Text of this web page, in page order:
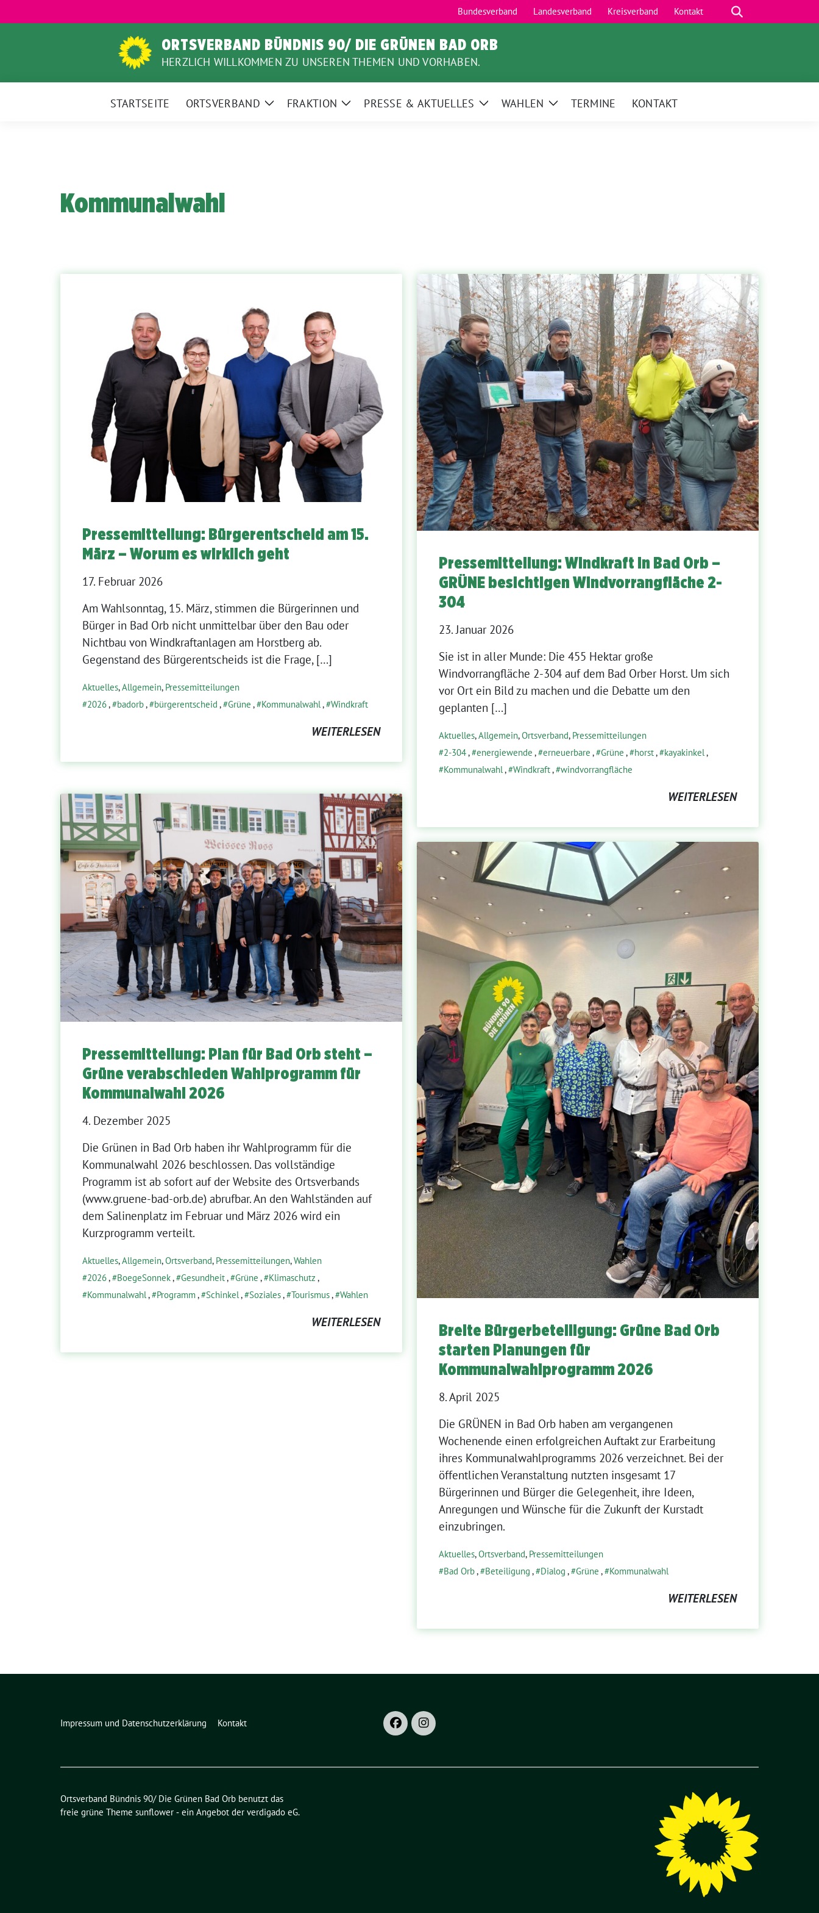
zum
Bundesverband Landesverband Kreisverband Kontakt Suche
ORTSVERBAND BÜNDNIS 90/ DIE GRÜNEN BAD ORB
HERZLICH WILLKOMMEN ZU UNSEREN THEMEN UND VORHABEN.
STARTSEITE ORTSVERBAND
ZeigeFRAKTION
ZeigePRESSE & AKTUELLES
ZeigeWAHLEN
ZeigeTERMINE KONTAKT
Kommunalwahl
Pressemitteilung: Bürgerentscheid am 15.
März – Worum es wirklich geht
17. Februar 2026
Am Wahlsonntag, 15. März, stimmen die Bürgerinnen und
Bürger in Bad Orb nicht unmittelbar über den Bau oder
Nichtbau von Windkraftanlagen am Horstberg ab.
Gegenstand des Bürgerentscheids ist die Frage, […]
Aktuelles,Allgemein, Pressemitteilungen
2026, badorb, bürgerentscheid , Grüne , Kommunalwahl, Windkraft
WEITERLESEN
Pressemitteilung: Windkraft in Bad Orb –
GRÜNE besichtigen Windvorrangfläche 2-
304
23. Januar 2026
Sie ist in aller Munde: Die 455 Hektar große
Windvorrangfläche 2-304 auf dem Bad Orber Horst. Um sich
vor Ort ein Bild zu machen und die Debatte um den
geplanten […]
Aktuelles,Allgemein,Ortsverband, Pressemitteilungen
2-304, energiewende , erneuerbare , Grüne , horst, kayakinkel ,
Kommunalwahl , Windkraft, windvorrangfläche
WEITERLESEN
Pressemitteilung: Plan für Bad Orb steht –
Grüne verabschieden Wahlprogramm für
Kommunalwahl 2026
4. Dezember 2025
Die Grünen in Bad Orb haben ihr Wahlprogramm für die
Kommunalwahl 2026 beschlossen. Das vollständige
Programm ist ab sofort auf der Website des Ortsverbands
(www.gruene-bad-orb.de) abrufbar. An den Wahlständen auf
dem Salinenplatz im Februar und März 2026 wird ein
Kurzprogramm verteilt.
Aktuelles,Allgemein,Ortsverband, Pressemitteilungen,Wahlen
2026, BoegeSonnek, Gesundheit, Grüne , Klimaschutz ,
Kommunalwahl, Programm, Schinkel, Soziales, Tourismus, Wahlen
WEITERLESEN
Breite Bürgerbeteiligung: Grüne Bad Orb
starten Planungen für
Kommunalwahlprogramm 2026
8. April 2025
Die GRÜNEN in Bad Orb haben am vergangenen
Wochenende einen erfolgreichen Auftakt zur Erarbeitung
ihres Kommunalwahlprogramms 2026 verzeichnet. Bei der
öffentlichen Veranstaltung nutzten insgesamt 17
Bürgerinnen und Bürger die Gelegenheit, ihre Ideen,
Anregungen und Wünsche für die Zukunft der Kurstadt
einzubringen.
Aktuelles,Ortsverband, Pressemitteilungen
Bad Orb, Beteiligung , Dialog , Grüne , Kommunalwahl
WEITERLESEN
Impressum und Datenschutzerklärung Kontakt
Ortsverband Bündnis 90/ Die Grünen Bad Orb benutzt das
freie grüne Theme sunflower ‐ ein Angebot der verdigado eG.